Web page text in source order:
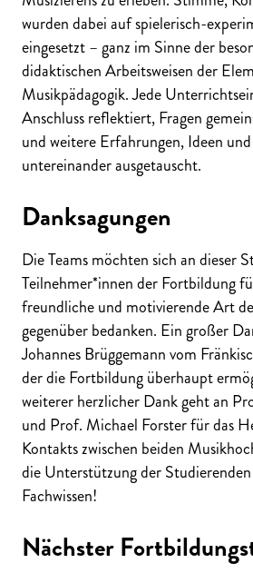
wurden dabei auf spielerisch-
eingesetzt – ganz im Sinne der
didaktischen Arbeitsweisen der
Musikpädagogik. Jede
Anschluss reflektiert, Fragen
und weitere Erfahrungen, Ideen
untereinander ausgetauscht.
Danksagungen
Die Teams möchten sich an dieser
Teilnehmer*innen der Fortbildung
freundliche und motivierende Art
gegenüber bedanken. Ein großer
Johannes Brüggemann vom
der die Fortbildung überhaupt
weiterer herzlicher Dank geht an
und Prof. Michael Forster für das
Kontakts zwischen beiden
die Unterstützung der
Fachwissen!
Nächster